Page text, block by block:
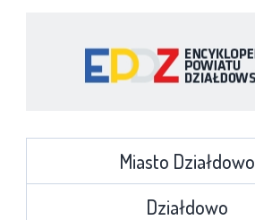
Miasto Działdowo
Działdowo